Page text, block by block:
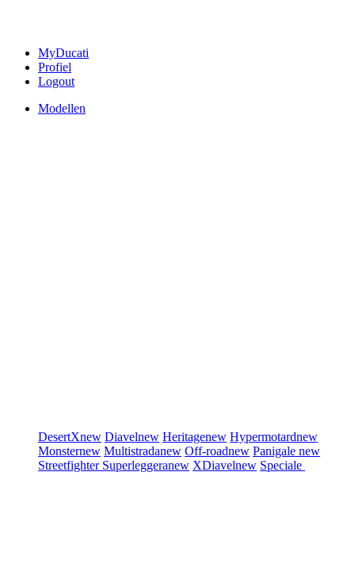
MyDucati
Profiel
Logout
Modellen
DesertXnew Diavelnew Heritagenew Hypermotardnew
Monsternew Multistradanew Off-roadnew Panigale new
Streetfighter Superleggeranew XDiavelnew Speciale